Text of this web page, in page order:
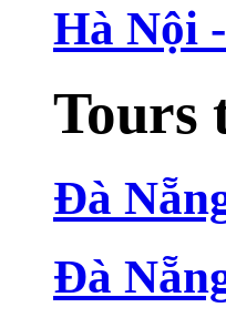
Hà Nội
Tours
Đà
Đà